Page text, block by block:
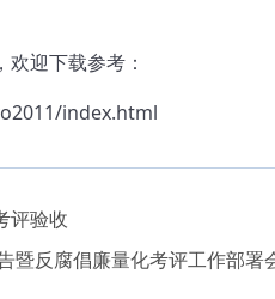
迎下载参考：
index.html
评验收
暨反腐倡廉量化考评工作部署